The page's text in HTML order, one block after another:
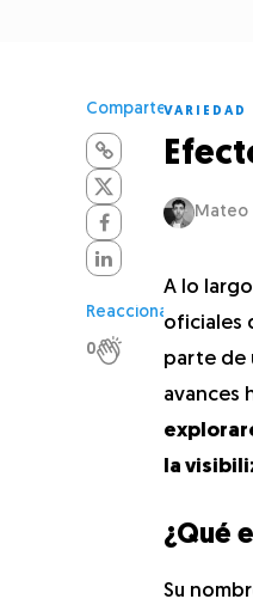
Comparte
Reacciona
0
VARIEDAD
Mateo
A lo
oficiales
parte de
avances
la
¿Qué
Su